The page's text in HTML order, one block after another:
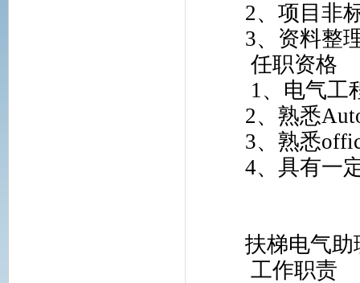
2、项目非
3、资料整
任职资格
1、电气工
2、熟悉
3、熟悉
4、具有一
扶梯电气助
工作职责